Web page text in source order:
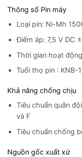
Thông số Pin máy
Loại pin: Ni-Mh
Điểm áp: 7,5 V DC
Thời gian hoạt
Tuổi thọ pin : KNB-
Khả năng chống chịu
Tiêu chuẩn quân
và F
Tiêu chuẩn chống
Nguồn gốc xuất xứ